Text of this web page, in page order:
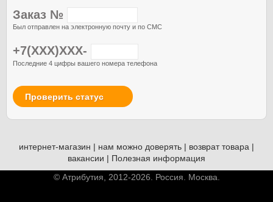
Заказ №
Был отправлен на электронную почту и по СМС
+7(XXX)XXX-
Последние 4 цифры вашего номера телефона
Проверить статус
интернет-магазин | нам можно доверять | возврат товара |
вакансии | Полезная информация
© Атрибутия, 2012-2026. Россия. Москва.